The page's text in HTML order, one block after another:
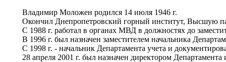
Владимир Моложен родился 14 июля 1946 г.
Окончил Днепропетровский горный институт, Высшую
С 1988 г. работал в органах МВД в должностях до
В 1996 г. был назначен заместителем начальника
С 1998 г. - начальник Департамента учета и
28 апреля 2001 г. был назначен директором